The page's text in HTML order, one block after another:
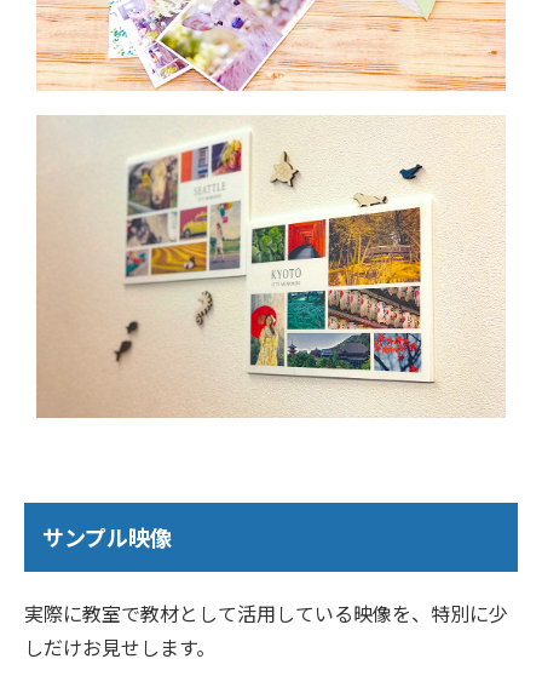
サンプル映像
実際に教室で教材として活用している映像を、特別に少
しだけお見せします。